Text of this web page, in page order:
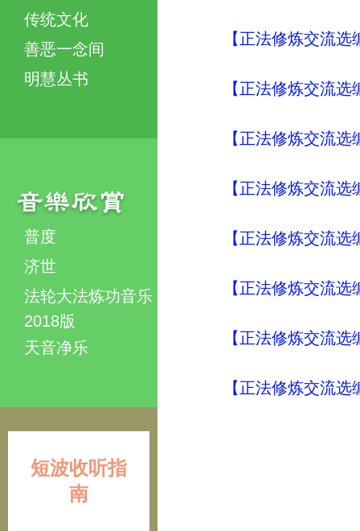
传统文化
善恶一念间
明慧丛书
普度
济世
法轮大法炼功音乐
2018版
天音净乐
短波收听指
南
【正法修炼交流
【正法修炼交流
【正法修炼交流
【正法修炼交流
【正法修炼交流
【正法修炼交流
【正法修炼交流
【正法修炼交流